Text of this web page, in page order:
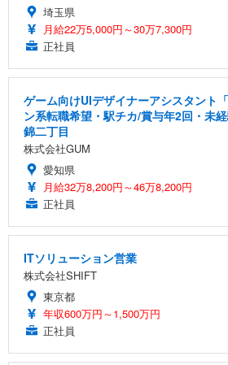
埼玉県
月給22万5,000円～30万7,300円
正社員
ゲーム向けUIデザイナーアシスタント
ン系転職希望・駅チカ/賞与年2回・未
錦二丁目
株式会社GUM
愛知県
月給32万8,200円～46万8,200円
正社員
ITソリューション営業
株式会社SHIFT
東京都
年収600万円～1,500万円
正社員